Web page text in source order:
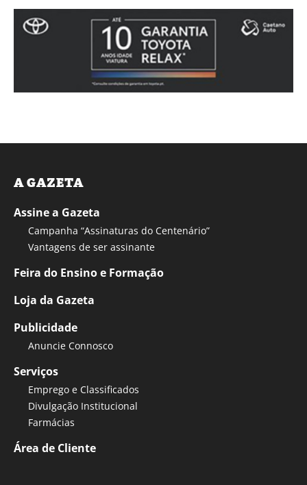
A GAZETA
Assine a Gazeta
Campanha “Assinaturas do Centenário”
Vantagens de ser assinante
Feira do Ensino e Formação
Loja da Gazeta
Publicidade
Anuncie Connosco
Serviços
Emprego e Classificados
Divulgação Institucional
Farmácias
Área de Cliente